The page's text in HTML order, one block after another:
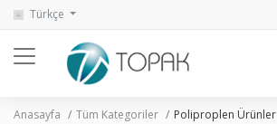
Türkçe
Anasayfa Tüm Kategoriler Poliproplen Ürünler